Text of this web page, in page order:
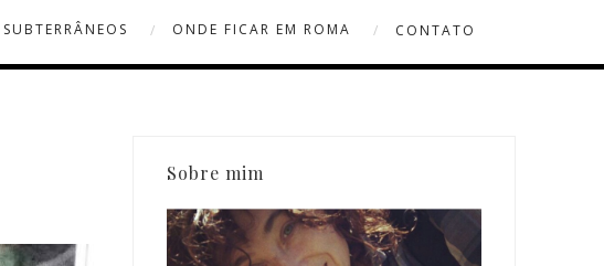
SUBTERRÂNEOS ONDE FICAR EM ROMA CONTATO
Sobre mim